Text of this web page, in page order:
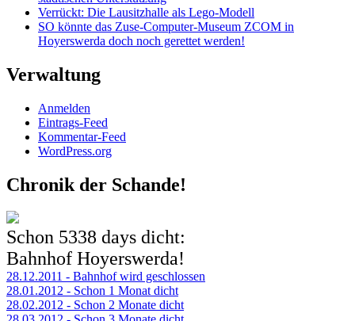
Verrückt: Die Lausitzhalle als Lego-Modell
SO könnte das Zuse-Computer-Museum ZCOM in
Hoyerswerda doch noch gerettet werden!
Verwaltung
Anmelden
Eintrags-Feed
Kommentar-Feed
WordPress.org
Chronik der Schande!
Schon 5338 days dicht:
Bahnhof Hoyerswerda!
28.12.2011 - Bahnhof wird geschlossen
28.01.2012 - Schon 1 Monat dicht
28.02.2012 - Schon 2 Monate dicht